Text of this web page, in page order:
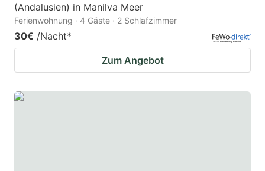
(Andalusien) in Manilva Meer
Ferienwohnung · 4 Gäste · 2 Schlafzimmer
30€ /Nacht*
Zum Angebot